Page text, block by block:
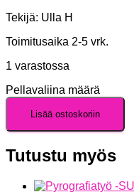
Tekijä: Ulla H
Toimitusaika 2-5 vrk.
1 varastossa
Pellavaliina määrä
Lisää ostoskoriin
Tutustu myös